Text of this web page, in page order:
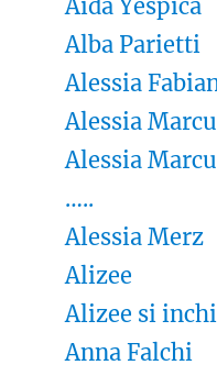
Aida Yespica
Alba Parietti
Alessia
Alessia
Alessia
…..
Alessia Merz
Alizee
Alizee si
Anna Falchi